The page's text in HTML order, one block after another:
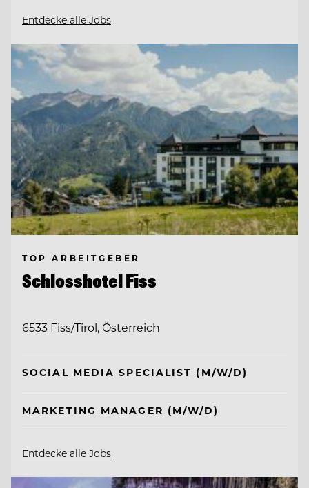
Entdecke alle Jobs
TOP ARBEITGEBER
Schlosshotel Fiss
6533 Fiss/Tirol, Österreich
SOCIAL MEDIA SPECIALIST (M/W/D)
MARKETING MANAGER (M/W/D)
Entdecke alle Jobs